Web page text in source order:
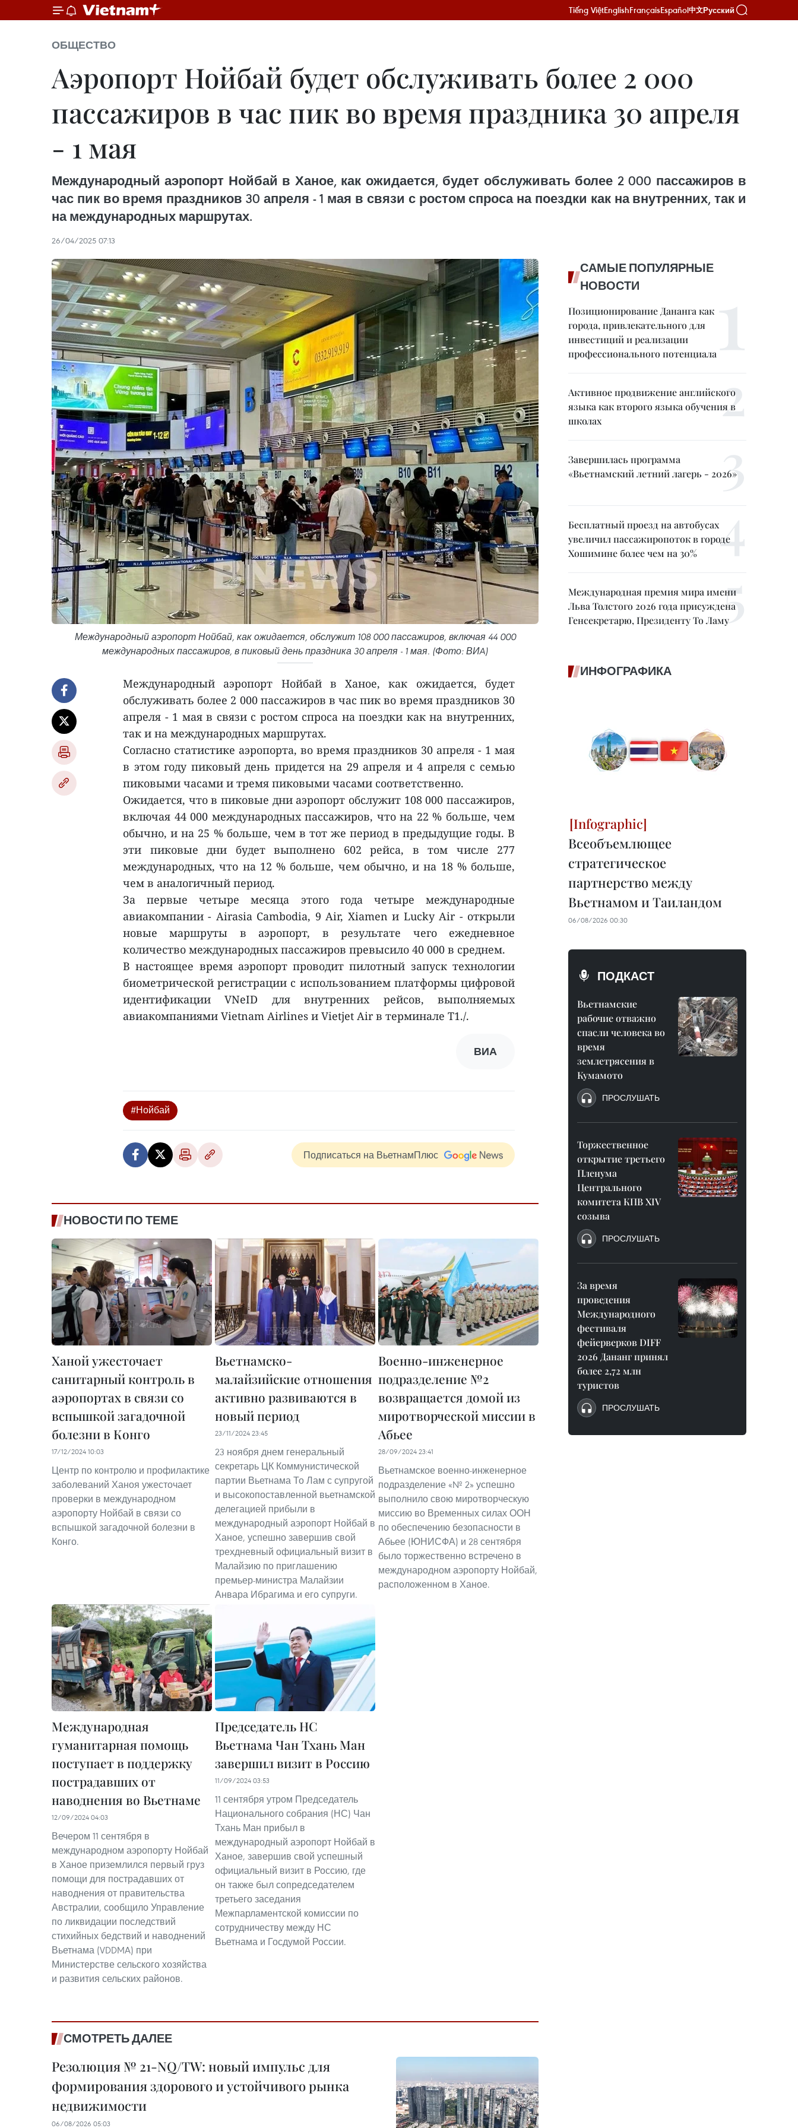
Tiếng ViệtEnglishFrançaisEspañol中文Русский
ОБЩЕСТВО
Аэропорт Нойбай будет обслуживать более 2 000
пассажиров в час пик во время праздника 30 апреля
- 1 мая
Международный аэропорт Нойбай в Ханое, как ожидается, будет обслуживать более 2 000 пассажиров в
час пик во время праздников 30 апреля - 1 мая в связи с ростом спроса на поездки как на внутренних, так и
на международных маршрутах.
26/04/2025 07:13
Международный аэропорт Нойбай, как ожидается, обслужит 108 000 пассажиров, включая 44 000
международных пассажиров, в пиковый день праздника 30 апреля - 1 мая. (Фото: ВИA)
Международный аэропорт Нойбай в Ханое, как ожидается, будет
обслуживать более 2 000 пассажиров в час пик во время праздников 30
апреля - 1 мая в связи с ростом спроса на поездки как на внутренних,
так и на международных маршрутах.
Согласно статистике аэропорта, во время праздников 30 апреля - 1 мая
в этом году пиковый день придется на 29 апреля и 4 апреля с семью
пиковыми часами и тремя пиковыми часами соответственно.
Ожидается, что в пиковые дни аэропорт обслужит 108 000 пассажиров,
включая 44 000 международных пассажиров, что на 22 % больше, чем
обычно, и на 25 % больше, чем в тот же период в предыдущие годы. В
эти пиковые дни будет выполнено 602 рейса, в том числе 277
международных, что на 12 % больше, чем обычно, и на 18 % больше,
чем в аналогичный период.
За первые четыре месяца этого года четыре международные
авиакомпании - Airasia Cambodia, 9 Air, Xiamen и Lucky Air - открыли
новые маршруты в аэропорт, в результате чего ежедневное
количество международных пассажиров превысило 40 000 в среднем.
В настоящее время аэропорт проводит пилотный запуск технологии
биометрической регистрации с использованием платформы цифровой
идентификации VNeID для внутренних рейсов, выполняемых
авиакомпаниями Vietnam Airlines и Vietjet Air в терминале T1./.
ВИА
#Нойбай
Подписаться на ВьетнамПлюс
НОВОСТИ ПО ТЕМЕ
Ханой ужесточает
санитарный контроль в
аэропортах в связи со
вспышкой загадочной
болезни в Конго
17/12/2024 10:03
Центр по контролю и профилактике
заболеваний Ханоя ужесточает
проверки в международном
аэропорту Нойбай в связи со
вспышкой загадочной болезни в
Конго.
Вьетнамско-
малайзийские отношения
активно развиваются в
новый период
23/11/2024 23:45
23 ноября днем генеральный
секретарь ЦК Коммунистической
партии Вьетнама То Лам с супругой
и высокопоставленной вьетнамской
делегацией прибыли в
международный аэропорт Нойбай в
Ханое, успешно завершив свой
трехдневный официальный визит в
Малайзию по приглашению
премьер-министра Малайзии
Анвара Ибрагима и его супруги.
Военно-инженерное
подразделение №2
возвращается домой из
миротворческой миссии в
Абьее
28/09/2024 23:41
Вьетнамское военно-инженерное
подразделение «№ 2» успешно
выполнило свою миротворческую
миссию во Временных силах ООН
по обеспечению безопасности в
Абьее (ЮНИСФА) и 28 сентября
было торжественно встречено в
международном аэропорту Нойбай,
расположенном в Ханое.
Международная
гуманитарная помощь
поступает в поддержку
пострадавших от
наводнения во Вьетнаме
12/09/2024 04:03
Вечером 11 сентября в
международном аэропорту Нойбай
в Ханое приземлился первый груз
помощи для пострадавших от
наводнения от правительства
Австралии, сообщило Управление
по ликвидации последствий
стихийных бедствий и наводнений
Вьетнама (VDDMA) при
Министерстве сельского хозяйства
и развития сельских районов.
Председатель НС
Вьетнама Чан Тхань Ман
завершил визит в Россию
11/09/2024 03:53
11 сентября утром Председатель
Национального собрания (НС) Чан
Тхань Ман прибыл в
международный аэропорт Нойбай в
Ханое, завершив свой успешный
официальный визит в Россию, где
он также был сопредседателем
третьего заседания
Межпарламентской комиссии по
сотрудничеству между НС
Вьетнама и Госдумой России.
СМОТРЕТЬ ДАЛЕЕ
Резолюция № 21-NQ/TW: новый импульс для
формирования здорового и устойчивого рынка
недвижимости
06/08/2026 05:03
САМЫЕ ПОПУЛЯРНЫЕ
НОВОСТИ
Позиционирование Дананга как
города, привлекательного для
инвестиций и реализации
профессионального потенциала
Активное продвижение английского
языка как второго языка обучения в
школах
Завершилась программа
«Вьетнамский летний лагерь - 2026»
Бесплатный проезд на автобусах
увеличил пассажиропоток в городе
Хошимине более чем на 30%
Международная премия мира имени
Льва Толстого 2026 года присуждена
Генсекретарю, Президенту То Ламу
ИНФОГРАФИКА
Всеобъемлющее
стратегическое
партнерство между
Вьетнамом и Таиландом
06/08/2026 00:30
ПОДКАСТ
Вьетнамские
рабочие отважно
спасли человека во
время
землетрясения в
Кумамото
ПРОСЛУШАТЬ
Торжественное
открытие третьего
Пленума
Центрального
комитета КПВ XIV
созыва
ПРОСЛУШАТЬ
За время
проведения
Международного
фестиваля
фейерверков DIFF
2026 Дананг принял
более 2,72 млн
туристов
ПРОСЛУШАТЬ